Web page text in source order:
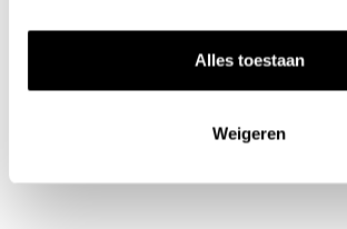
Alles toestaan
Weigeren
Nieuws & inspiratie in Vineé
Alle wijnen direct van de
Vandaag voor 12.00 uur besteld,